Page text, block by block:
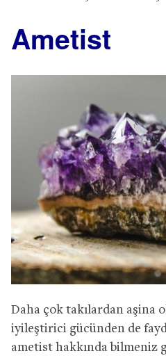
Ametist
Daha çok takılardan aşina
iyileştirici gücünden de
ametist hakkında bilmeniz